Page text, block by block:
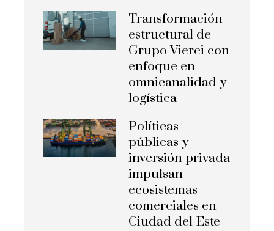
Transformación
estructural de
Grupo Vierci con
enfoque en
omnicanalidad y
logística
Políticas
públicas y
inversión privada
impulsan
ecosistemas
comerciales en
Ciudad del Este